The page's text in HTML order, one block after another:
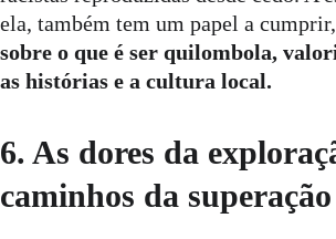
ela, também tem um papel a cumprir,
sobre o que é ser quilombola,
as histórias e a cultura local.
6. As dores da
caminhos da superação